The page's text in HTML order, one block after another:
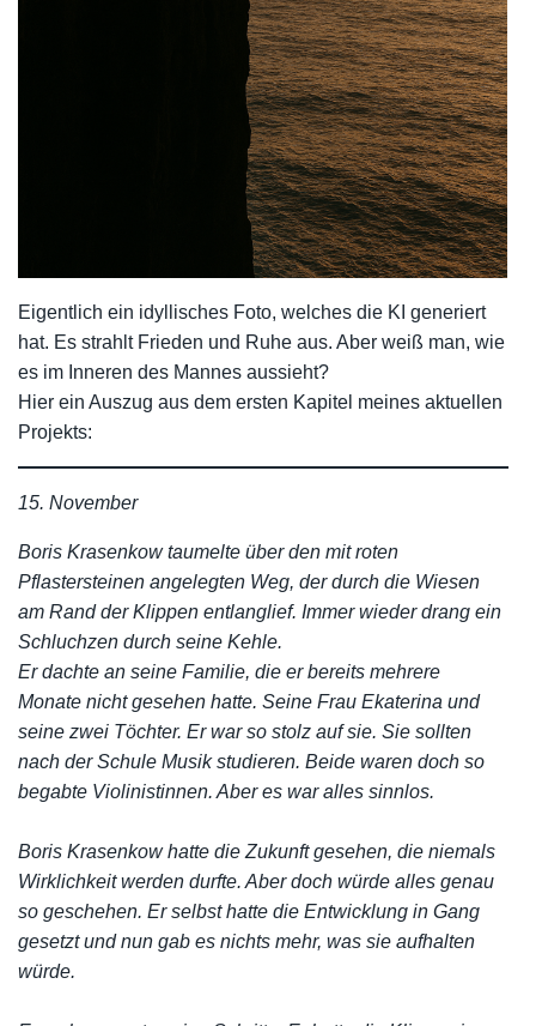
Eigentlich ein idyllisches Foto, welches die KI generiert
hat. Es strahlt Frieden und Ruhe aus. Aber weiß man, wie
es im Inneren des Mannes aussieht?
Hier ein Auszug aus dem ersten Kapitel meines aktuellen
Projekts:
15. November
Boris Krasenkow taumelte über den mit roten
Pflastersteinen angelegten Weg, der durch die Wiesen
am Rand der Klippen entlanglief. Immer wieder drang ein
Schluchzen durch seine Kehle.
Er dachte an seine Familie, die er bereits mehrere
Monate nicht gesehen hatte. Seine Frau Ekaterina und
seine zwei Töchter. Er war so stolz auf sie. Sie sollten
nach der Schule Musik studieren. Beide waren doch so
begabte Violinistinnen. Aber es war alles sinnlos.
Boris Krasenkow hatte die Zukunft gesehen, die niemals
Wirklichkeit werden durfte. Aber doch würde alles genau
so geschehen. Er selbst hatte die Entwicklung in Gang
gesetzt und nun gab es nichts mehr, was sie aufhalten
würde.